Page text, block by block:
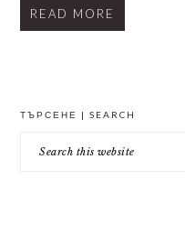
READ MORE
ТЪРСЕНЕ | SEARCH
this